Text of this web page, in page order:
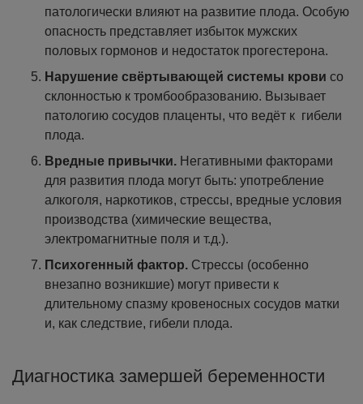
патологически влияют на развитие плода. Особую
опасность представляет избыток мужских
половых гормонов и недостаток прогестерона.
Нарушение свёртывающей системы кровисо
склонностью к тромбообразованию. Вызывает
патологию сосудов плаценты, что ведёт к гибели
плода.
Вредные привычки. Негативными факторами
для развития плода могут быть: употребление
алкоголя, наркотиков, стрессы, вредные условия
производства (химические вещества,
электромагнитные поля и т.д.).
Психогенный фактор. Стрессы (особенно
внезапно возникшие) могут привести к
длительному спазму кровеносных сосудов матки
и, как следствие, гибели плода.
Диагностика замершей беременности